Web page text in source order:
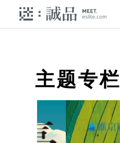
主题专栏